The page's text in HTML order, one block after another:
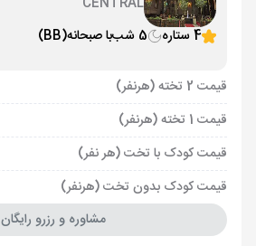
4 ستاره
5 شب با صبحانه(BB)
قیمت 2 تخته (هرنفر)
قیمت 1 تخته (هرنفر)
قیمت کودک با تخت (هر نفر)
قیمت کودک بدون تخت (هرنفر)
مشاوره و رزرو رایگان